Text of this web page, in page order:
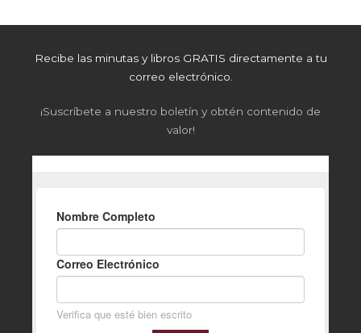
Recibe las minutas y libros GRATIS directamente a tu
correo electrónico.
¡Suscríbete a nuestro boletín y obtén contenido de
valor!